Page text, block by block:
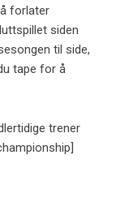
forlater
siden
til side,
tape for å
trener